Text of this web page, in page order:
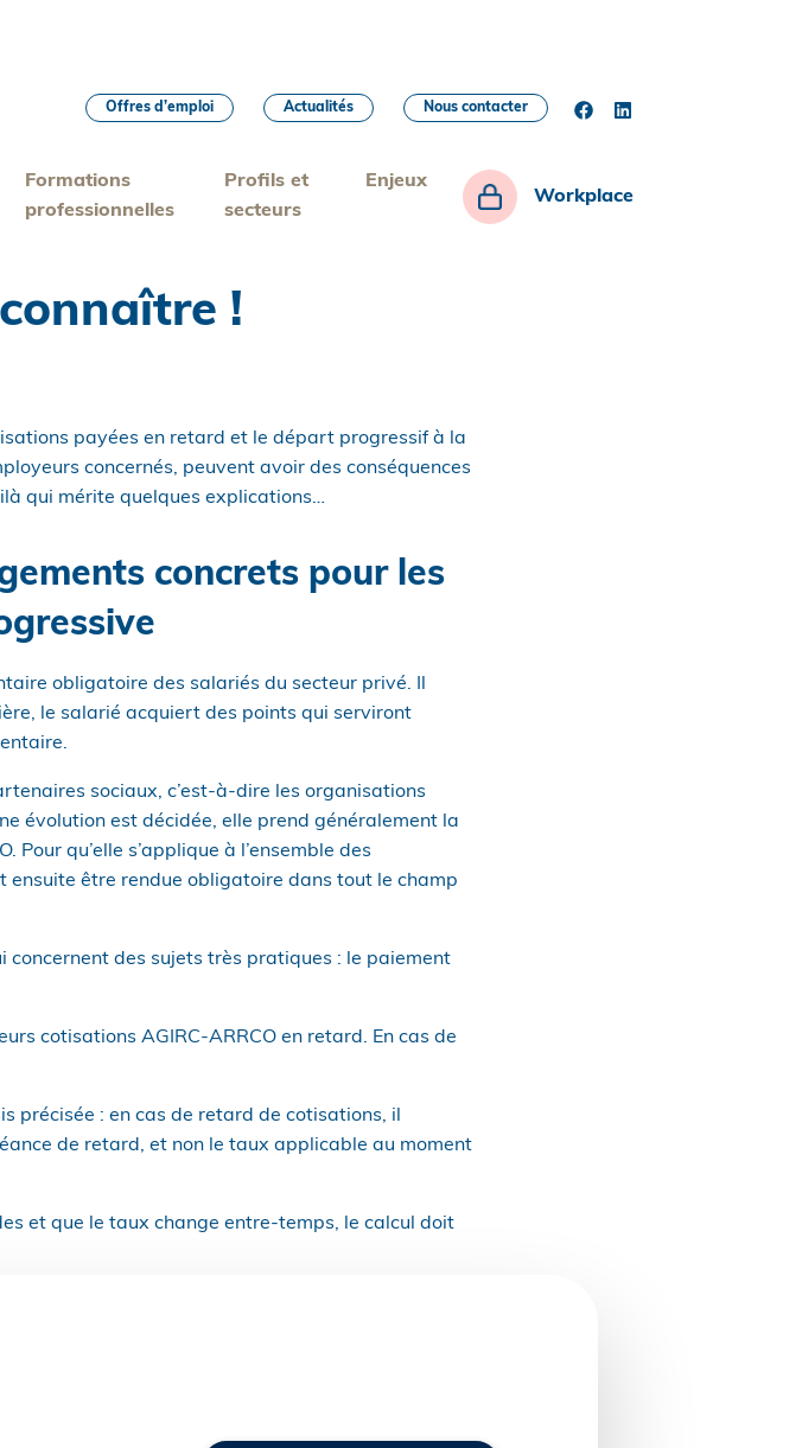
Formations
professionnelles
Profils et
secteurs
Enjeux
Workplace
Offres d’emploi Actualités Nous contacter
!
payées en retard et le départ progressif à la
concernés, peuvent avoir des conséquences
qui mérite quelques explications…
concrets pour les
obligatoire des salariés du secteur privé. Il
le salarié acquiert des points qui serviront
sociaux, c’est-à-dire les organisations
évolution est décidée, elle prend généralement la
Pour qu’elle s’applique à l’ensemble des
être rendue obligatoire dans tout le champ
concernent des sujets très pratiques : le paiement
cotisations AGIRC-ARRCO en retard. En cas de
précisée : en cas de retard de cotisations, il
de retard, et non le taux applicable au moment
et que le taux change entre-temps, le calcul doit